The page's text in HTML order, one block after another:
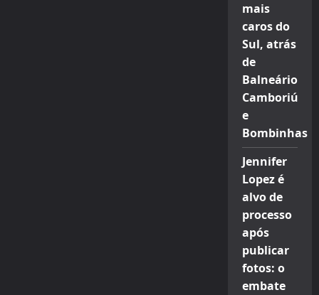
mais
caros do
Sul, atrás
de
Balneário
Camboriú
e
Bombinhas
Jennifer
Lopez é
alvo de
processo
após
publicar
fotos: o
embate